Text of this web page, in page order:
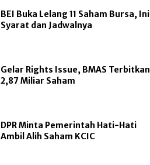
BEI Buka Lelang 11 Saham Bursa, Ini
Syarat dan Jadwalnya
Gelar Rights Issue, BMAS Terbitkan
2,87 Miliar Saham
DPR Minta Pemerintah Hati-Hati
Ambil Alih Saham KCIC